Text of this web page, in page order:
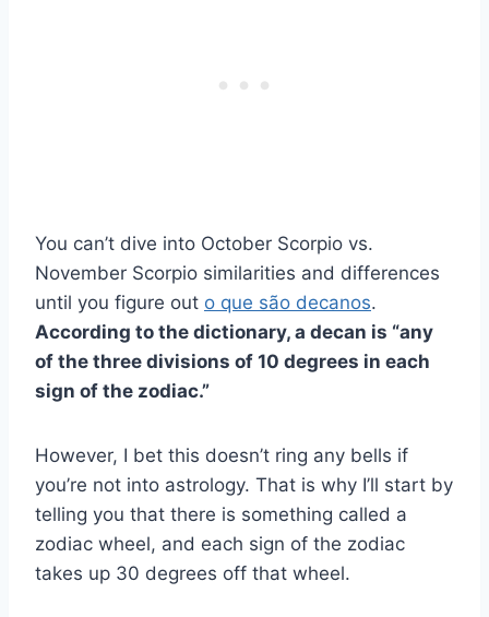
You can’t dive into October Scorpio vs.
November Scorpio similarities and differences
until you figure out o que são decanos.
According to the dictionary, a decan is “any
of the three divisions of 10 degrees in each
sign of the zodiac.”
However, I bet this doesn’t ring any bells if
you’re not into astrology. That is why I’ll start by
telling you that there is something called a
zodiac wheel, and each sign of the zodiac
takes up 30 degrees off that wheel.